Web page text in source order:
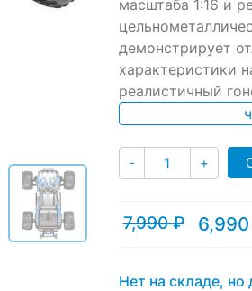
масштаба 1:16 и
демонстрирует
характеристики
реалистичный
- Количество
+
7,990₽
Первоначальная
7,990 ₽.
6,990
Текущая
Нет на складе, но